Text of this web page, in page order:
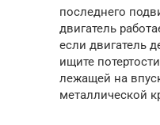
последнего
двигатель
если двигатель
ищите
лежащей на
металлической